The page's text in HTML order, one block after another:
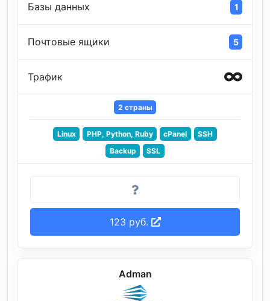
Базы данных 1
Почтовые ящики 5
Трафик
2 страны
Linux PHP, Python, Ruby cPanel
SSH
Backup
SSL
123 руб.
Adman